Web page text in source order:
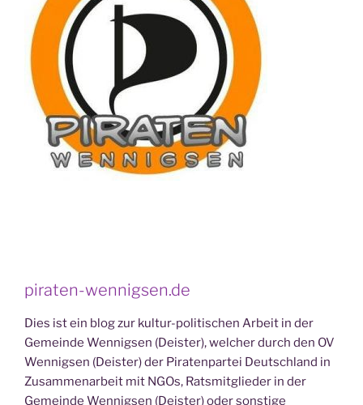
piraten-wennigsen.de
Dies ist ein blog zur kultur-politischen Arbeit in der
Gemeinde Wennigsen (Deister), welcher durch den OV
Wennigsen (Deister) der Piratenpartei Deutschland in
Zusammenarbeit mit NGOs, Ratsmitglieder in der
Gemeinde Wennigsen (Deister) oder sonstige